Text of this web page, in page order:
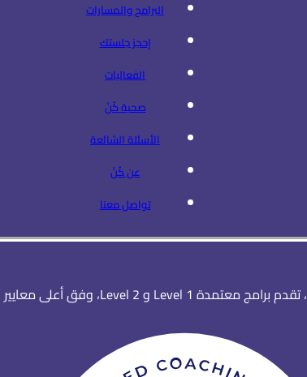
البرامج والمسارات
إحجز جلستك
الفعاليات
صحبة كُنْ
الأسئلة الشائعة
عن كُنْ
تواصل معنا
، تقدم برامج معتمدة Level 1 و Level 2، وفق أعلى معايير التدريب المهني.